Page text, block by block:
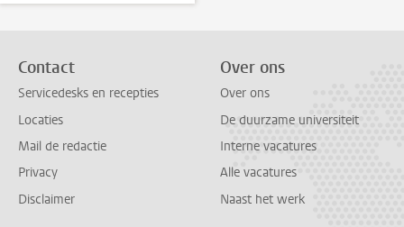
Contact
Servicedesks en recepties
Locaties
Mail de redactie
Privacy
Disclaimer
Over ons
Over ons
De duurzame universiteit
Interne vacatures
Alle vacatures
Naast het werk